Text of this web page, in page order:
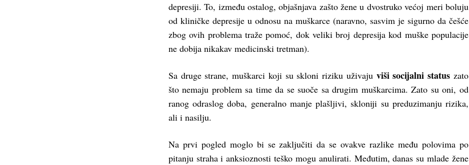
depresiji. To, između ostalog, objašnjava zašto žene u dvostruko većoj meri boluju
od kliničke depresije u odnosu na muškarce (naravno, sasvim je sigurno da češće
zbog ovih problema traže pomoć, dok veliki broj depresija kod muške populacije
ne dobija nikakav medicinski tretman).
Sa druge strane, muškarci koji su skloni riziku uživaju viši socijalni status zato
što nemaju problem sa time da se suoče sa drugim muškarcima. Zato su oni, od
ranog odraslog doba, generalno manje plašljivi, skloniji su preduzimanju rizika,
ali i nasilju.
Na prvi pogled moglo bi se zaključiti da se ovakve razlike među polovima po
pitanju straha i anksioznosti teško mogu anulirati. Međutim, danas su mlade žene